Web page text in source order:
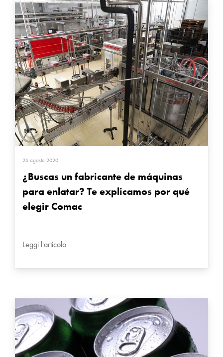
26 agosto 2020
¿Buscas un fabricante de máquinas
para enlatar? Te explicamos por qué
elegir Comac
Leggi l'articolo